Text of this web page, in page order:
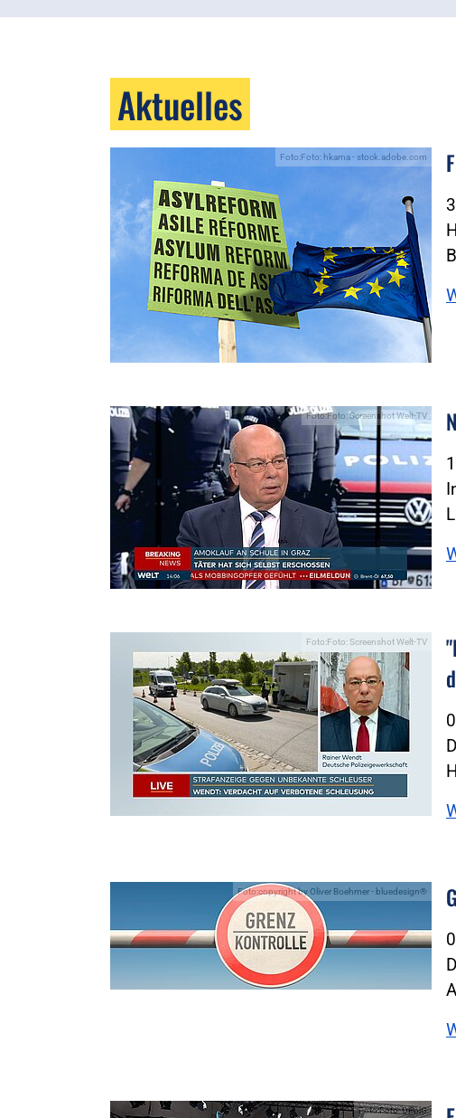
Aktuelles
Foto:Foto: hkama - stock.adobe.com
Foto:Foto: Screenshot Welt-TV
Foto:Foto: Screenshot Welt-TV
Foto:copyright by Oliver Boehmer - bluedesign®
Foto:Foto: DPolG